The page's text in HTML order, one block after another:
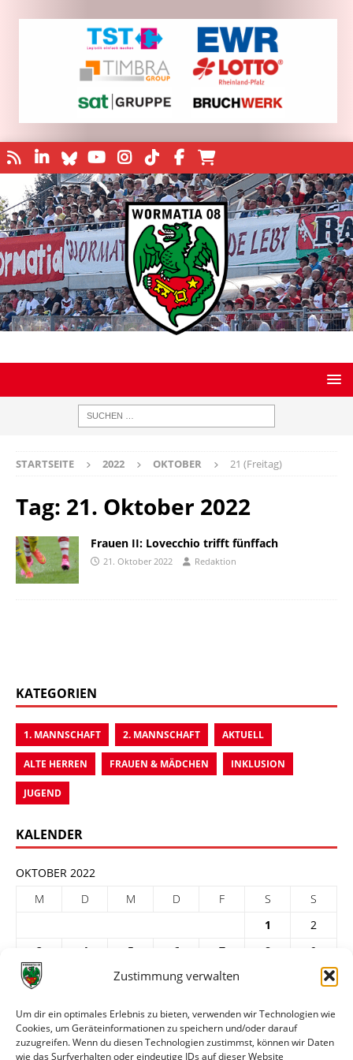
Zustimmung verwalten
Um dir ein optimales Erlebnis zu bieten, verwenden wir Technologien wie
Cookies, um Geräteinformationen zu speichern und/oder darauf
zuzugreifen. Wenn du diesen Technologien zustimmst, können wir Daten
wie das Surfverhalten oder eindeutige IDs auf dieser Website
STARTSEITE 2022 OKTOBER 21 (Freitag)
Tag: 21. Oktober 2022
Frauen II: Lovecchio trifft fünffach
21. Oktober 2022 Redaktion
KATEGORIEN
1. MANNSCHAFT 2. MANNSCHAFT AKTUELL
ALTE HERREN FRAUEN & MÄDCHEN INKLUSION
JUGEND
KALENDER
OKTOBER 2022
M
D M D F S
S
1
2
3
4 5 6 7 8
9
10
12 13 14
24
25 26 27 28 29
31